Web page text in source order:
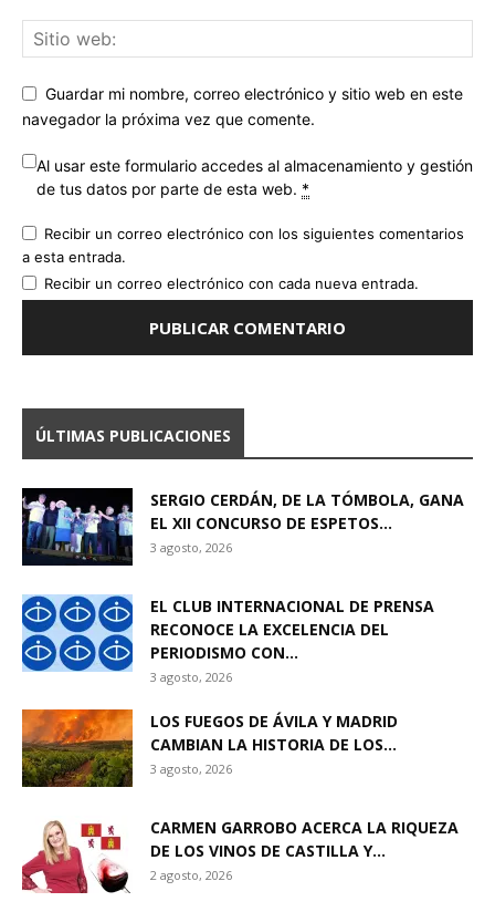
Guardar mi nombre, correo electrónico y sitio web en este
navegador la próxima vez que comente.
Al usar este formulario accedes al almacenamiento y gestión
de tus datos por parte de esta web. *
Recibir un correo electrónico con los siguientes comentarios
a esta entrada.
Recibir un correo electrónico con cada nueva entrada.
ÚLTIMAS PUBLICACIONES
SERGIO CERDÁN, DE LA TÓMBOLA, GANA
EL XII CONCURSO DE ESPETOS...
3 agosto, 2026
EL CLUB INTERNACIONAL DE PRENSA
RECONOCE LA EXCELENCIA DEL
PERIODISMO CON...
3 agosto, 2026
LOS FUEGOS DE ÁVILA Y MADRID
CAMBIAN LA HISTORIA DE LOS...
3 agosto, 2026
CARMEN GARROBO ACERCA LA RIQUEZA
DE LOS VINOS DE CASTILLA Y...
2 agosto, 2026